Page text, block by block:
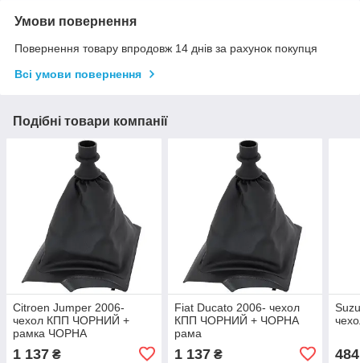
Умови повернення
Повернення товару впродовж 14 днів за рахунок покупця
Всі умови повернення
Подібні товари компанії
Citroen Jumper 2006-
чехол КПП ЧОРНИЙ +
рамка ЧОРНА
1 137 ₴
Fiat Ducato 2006- чехол
КПП ЧОРНИЙ + ЧОРНА
рама
1 137₴ 484